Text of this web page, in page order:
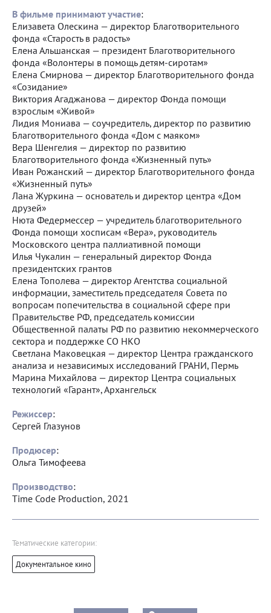
В фильме принимают участие:
Елизавета Олескина — директор Благотворительного
фонда «Старость в радость»
Елена Альшанская — президент Благотворительного
фонда «Волонтеры в помощь детям-сиротам»
Елена Смирнова — директор Благотворительного фонда
«Созидание»
Виктория Агаджанова — директор Фонда помощи
взрослым «Живой»
Лидия Мониава — соучредитель, директор по развитию
Благотворительного фонда «Дом с маяком»
Вера Шенгелия — директор по развитию
Благотворительного фонда «Жизненный путь»
Иван Рожанский — директор Благотворительного фонда
«Жизненный путь»
Лана Журкина — основатель и директор центра «Дом
друзей»
Нюта Федермессер — учредитель благотворительного
Фонда помощи хосписам «Вера», руководитель
Московского центра паллиативной помощи
Илья Чукалин — генеральный директор Фонда
президентских грантов
Елена Тополева — директор Агентства социальной
информации, заместитель председателя Совета по
вопросам попечительства в социальной сфере при
Правительстве РФ, председатель комиссии
Общественной палаты РФ по развитию некоммерческого
сектора и поддержке СО НКО
Светлана Маковецкая — директор Центра гражданского
анализа и независимых исследований ГРАНИ, Пермь
Марина Михайлова — директор Центра социальных
технологий «Гарант», Архангельск
Режиссер:
Сергей Глазунов
Продюсер:
Ольга Тимофеева
Производство:
Time Code Production, 2021
Тематические категории:
Документальное кино